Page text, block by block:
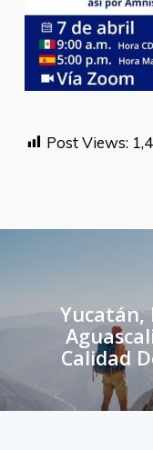
Post Views:
Yucatán,
Calidad